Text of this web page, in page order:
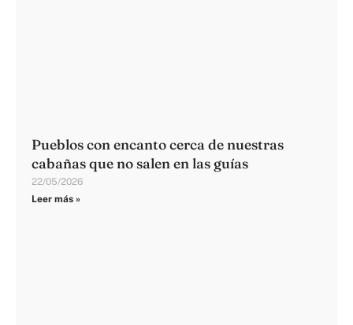
Pueblos con encanto cerca de nuestras
cabañas que no salen en las guías
22/05/2026
Leer más »